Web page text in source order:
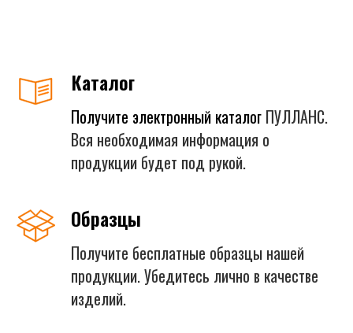
Каталог
Получите электронный каталог ПУЛЛАНС.
Вся необходимая информация о
продукции будет под рукой.
Образцы
Получите бесплатные образцы нашей
продукции. Убедитесь лично в качестве
изделий.